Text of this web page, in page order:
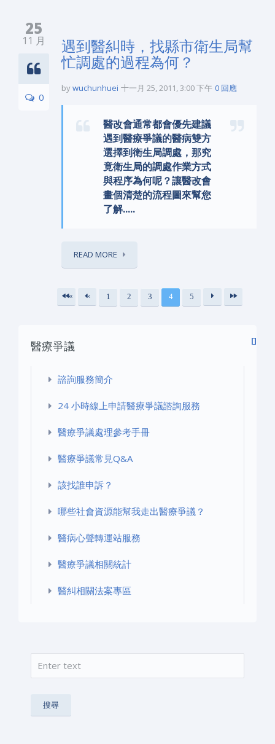
25
11 月
0
遇到醫糾時，找縣市衛生局幫
忙調處的過程為何？
bywuchunhuei 十一月 25, 2011, 3:00 下午 0 回應
醫改會通常都會優先建議
遇到醫療爭議的醫病雙方
選擇到衛生局調處，那究
竟衛生局的調處作業方式
與程序為何呢？讓醫改會
畫個清楚的流程圖來幫您
了解.....
READ MORE
«
頁
‹
1 2 3 4
5
醫療爭議
諮詢服務簡介
24 小時線上申請醫療爭議諮詢服務
醫療爭議處理參考手冊
醫療爭議常見Q&A
該找誰申訴？
哪些社會資源能幫我走出醫療爭議？
醫病心聲轉運站服務
醫療爭議相關統計
醫糾相關法案專區
搜尋表單
搜尋